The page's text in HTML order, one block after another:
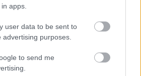
apps.
user data to be sent to
purposes.
to send me
reggelre időzítették -
forgalom mellett
beindítani. Nem csak az
és a tömegközlekedés is
átállt bal oldaliról jobb